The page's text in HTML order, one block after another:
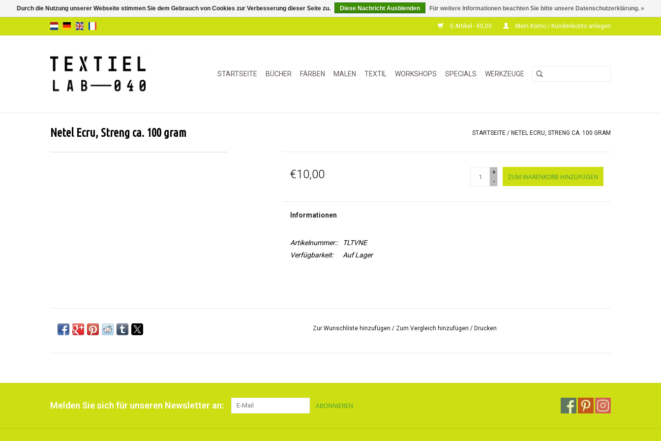
0 Artikel - €0,00 Mein Konto / Kundenkonto anlegen
STARTSEITE BÜCHER FÄRBEN MALEN TEXTIL WORKSHOPS SPECIALS WERKZEUGE
Netel Ecru, Streng ca. 100 gram STARTSEITE / NETEL ECRU, STRENG CA. 100 GRAM
€10,00
+
-
ZUM WARENKORB HINZUFÜGEN
Informationen
Artikelnummer::
TLTVNE
Verfügbarkeit:
Auf Lager
Zur Wunschliste hinzufügen/ Zum Vergleich hinzufügen/ Drucken
Melden Sie sich für unseren Newsletter an: ABONNIEREN
Durch die Nutzung unserer Webseite stimmen Sie dem Gebrauch von Cookies zur Verbesserung dieser Seite zu. Diese Nachricht Ausblenden Für weitere Informationen beachten Sie bitte unsere Datenschutzerklärung. »